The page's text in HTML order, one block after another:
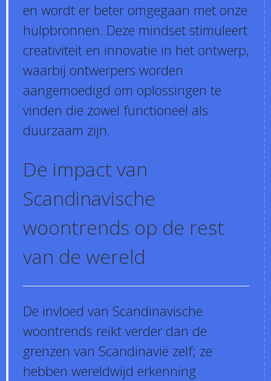
en wordt er beter omgegaan met onze
hulpbronnen. Deze mindset stimuleert
creativiteit en innovatie in het ontwerp,
waarbij ontwerpers worden
aangemoedigd om oplossingen te
vinden die zowel functioneel als
duurzaam zijn.
De impact van
Scandinavische
woontrends op de rest
van de wereld
De invloed van Scandinavische
woontrends reikt verder dan de
grenzen van Scandinavië zelf; ze
hebben wereldwijd erkenning